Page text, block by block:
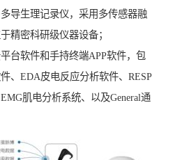
导生理记录仪，采用多传感器融
精密科研级仪器设备；
台软件和手持终端APP软件，包
、EDA皮电反应分析软件、RESP
肌电分析系统、以及General通